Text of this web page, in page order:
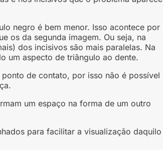
negro é bem menor. Isso acontece por
os da segunda imagem. Ou seja, na
dos incisivos são mais paralelas. Na
um aspecto de triângulo ao dente.
de contato, por isso não é possível
um espaço na forma de um outro
para facilitar a visualização daquilo